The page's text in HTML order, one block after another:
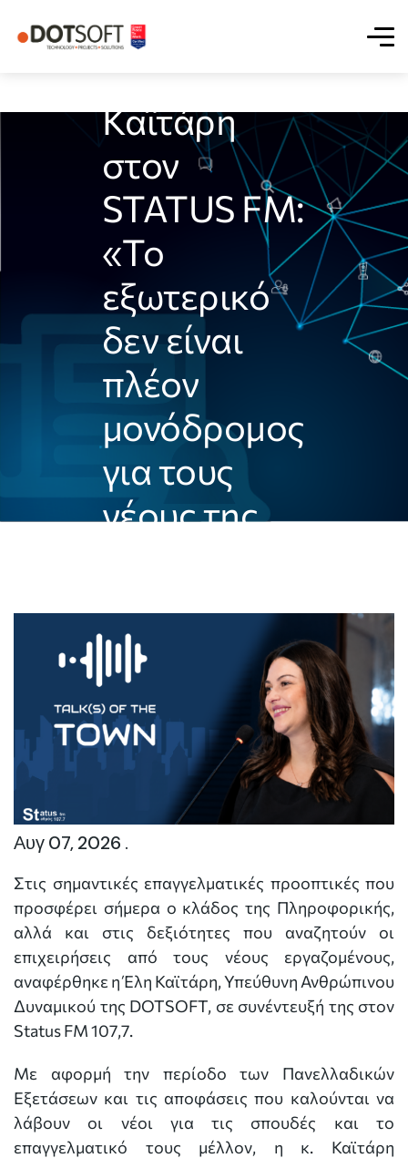
Καϊτάρη
στον
STATUS FM:
«Το
εξωτερικό
δεν είναι
πλέον
μονόδρομος
για τους
νέους της
Αυγ 07, 2026 .
Στις σημαντικές επαγγελματικές προοπτικές που
προσφέρει σήμερα ο κλάδος της Πληροφορικής,
αλλά και στις δεξιότητες που αναζητούν οι
επιχειρήσεις από τους νέους εργαζομένους,
αναφέρθηκε η Έλη Καϊτάρη, Υπεύθυνη Ανθρώπινου
Δυναμικού της DOTSOFT, σε συνέντευξή της στον
Status FM 107,7.
Με αφορμή την περίοδο των Πανελλαδικών
Εξετάσεων και τις αποφάσεις που καλούνται να
λάβουν οι νέοι για τις σπουδές και το
επαγγελματικό τους μέλλον, η κ. Καϊτάρη